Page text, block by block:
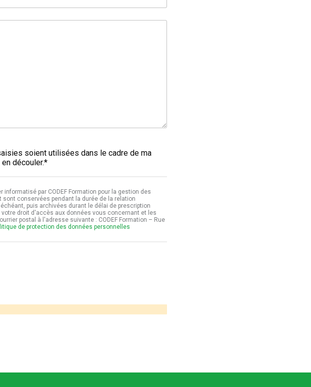
soient utilisées dans le cadre de ma
découler.*
par CODEF Formation pour la gestion des
conservées pendant la durée de la relation
puis archivées durant le délai de prescription
droit d'accès aux données vous concernant et les
postal à l'adresse suivante : CODEF Formation – Rue
de protection des données personnelles